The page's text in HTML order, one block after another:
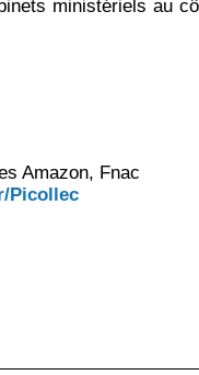
ministériels au
Amazon, Fnac
Picollec